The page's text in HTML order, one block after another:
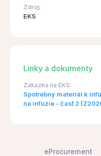
Zdroj:
EKS
Linky a dokumenty
Zákazka na EKS:
Spotrebný materiál k
na infúzie - časť 2
eProcurement